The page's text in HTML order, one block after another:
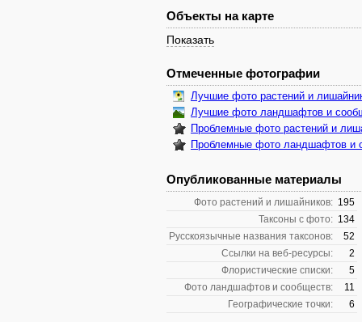
Объекты на карте
Показать
Отмеченные фотографии
Лучшие фото растений и
Лучшие фото ландшафтов и
Проблемные фото растений и
Проблемные фото ландшафтов и
Опубликованные материалы
Фото растений и лишайников: 195
Таксоны с фото: 134
Русскоязычные названия таксонов:
52
Ссылки на веб-ресурсы:
2
Флористические списки:
5
Фото ландшафтов и сообществ:
11
Географические точки:
6